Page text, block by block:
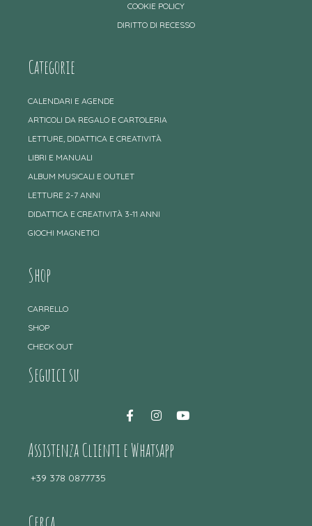
COOKIE POLICY
DIRITTO DI RECESSO
Categorie
CALENDARI E AGENDE
ARTICOLI DA REGALO E CARTOLERIA
LETTURE, DIDATTICA E CREATIVITÀ
LIBRI E MANUALI
ALBUM MUSICALI E OUTLET
LETTURE 2-7 ANNI
DIDATTICA E CREATIVITÀ 3-11 ANNI
GIOCHI MAGNETICI
Shop
CARRELLO
SHOP
CHECK OUT
Seguici su
Assistenza Clienti e Whatsapp
+39 378 0877735